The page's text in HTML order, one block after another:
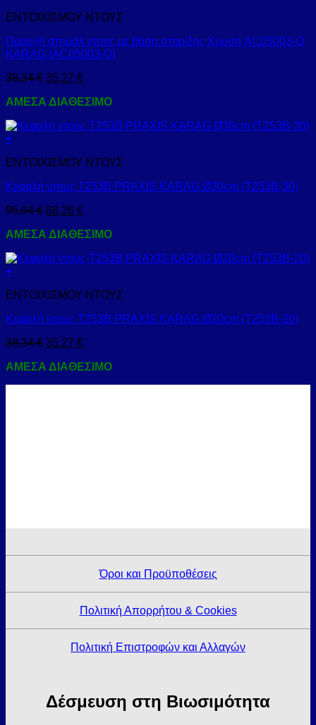
ΕΝΤΟΙΧΙΣΜΟΥ ΝΤΟΥΣ
Παροχή σπιράλ ντους με βάση στήριξης Χρυσή AC05003-O
KARAG (AC05003-O)
38,34€ 35,27 €
ΑΜΕΣΑ ΔΙΑΘΕΣΙΜΟ
+
ΕΝΤΟΙΧΙΣΜΟΥ ΝΤΟΥΣ
Κεφαλή ντους Τ253Β PRAXIS KARAG Ø30cm (T253B-30)
95,94€ 88,26 €
ΑΜΕΣΑ ΔΙΑΘΕΣΙΜΟ
+
ΕΝΤΟΙΧΙΣΜΟΥ ΝΤΟΥΣ
Κεφαλή ντους Τ253Β PRAXIS KARAG Ø20cm (T253B-20)
38,34€ 35,27 €
ΑΜΕΣΑ ΔΙΑΘΕΣΙΜΟ
Όροι και Προϋποθέσεις
Πολιτική Απορρήτου & Cookies
Πολιτική Επιστροφών και Αλλαγών
Δέσμευση στη Βιωσιμότητα